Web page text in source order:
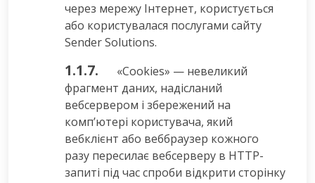
через мережу Інтернет, користується
або користувалася послугами сайту
Sender Solutions.
1.1.7.
«Cookies» — невеликий
фрагмент даних, надісланий
вебсервером і збережений на
комп’ютері користувача, який
вебклієнт або веббраузер кожного
разу пересилає вебсерверу в HTTP-
запиті під час спроби відкрити сторінку